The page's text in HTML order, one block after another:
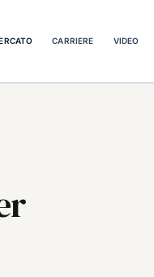
CARRIERE VIDEO